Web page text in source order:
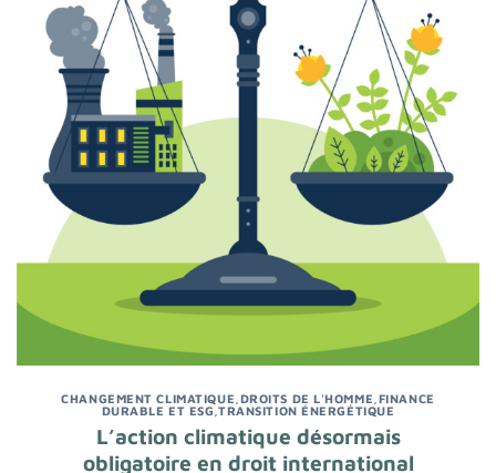
CHANGEMENT CLIMATIQUE DROITS DE L'HOMME FINANCE
DURABLE ET ESG ,TRANSITION ÉNERGÉTIQUE
L’action climatique désormais
obligatoire en droit international